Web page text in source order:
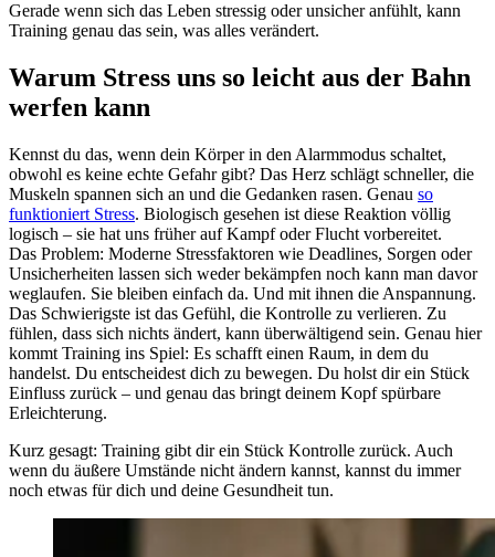
Gerade wenn sich das Leben stressig oder unsicher anfühlt, kann
Training genau das sein, was alles verändert.
Warum Stress uns so leicht aus der Bahn
werfen kann
Kennst du das, wenn dein Körper in den Alarmmodus schaltet,
obwohl es keine echte Gefahr gibt? Das Herz schlägt schneller, die
Muskeln spannen sich an und die Gedanken rasen. Genau so
funktioniert Stress. Biologisch gesehen ist diese Reaktion völlig
logisch – sie hat uns früher auf Kampf oder Flucht vorbereitet.
Das Problem: Moderne Stressfaktoren wie Deadlines, Sorgen oder
Unsicherheiten lassen sich weder bekämpfen noch kann man davor
weglaufen. Sie bleiben einfach da. Und mit ihnen die Anspannung.
Das Schwierigste ist das Gefühl, die Kontrolle zu verlieren. Zu
fühlen, dass sich nichts ändert, kann überwältigend sein. Genau hier
kommt Training ins Spiel: Es schafft einen Raum, in dem du
handelst. Du entscheidest dich zu bewegen. Du holst dir ein Stück
Einfluss zurück – und genau das bringt deinem Kopf spürbare
Erleichterung.
Kurz gesagt: Training gibt dir ein Stück Kontrolle zurück. Auch
wenn du äußere Umstände nicht ändern kannst, kannst du immer
noch etwas für dich und deine Gesundheit tun.